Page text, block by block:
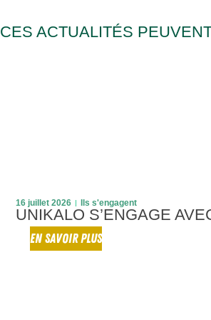
CES ACTUALITÉS
16 juillet 2026 Ils s'engagent
UNIKALO S’ENGAGE
EN SAVOIR PLUS